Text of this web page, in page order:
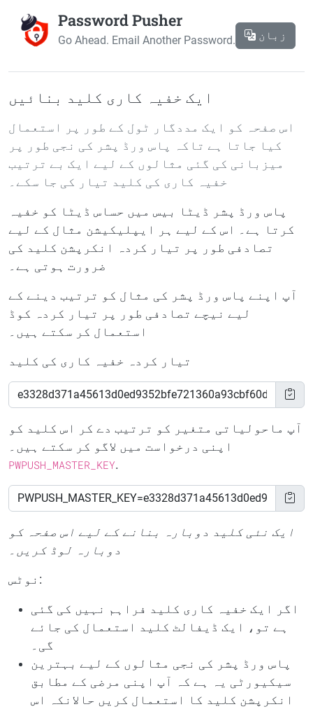
Password Pusher
Go Ahead. Email Another Password. زبان
ایک خفیہ کاری کلید بنائیں
اس صفحہ کو ایک مددگار ٹول کے طور پر استعمال
کیا جاتا ہے تاکہ پاس ورڈ پشر کی نجی طور پر
میزبانی کی گئی مثالوں کے لیے ایک بے ترتیب
خفیہ کاری کی کلید تیار کی جا سکے۔
پاس ورڈ پشر ڈیٹا بیس میں حساس ڈیٹا کو خفیہ
کرتا ہے۔ اس کے لیے ہر ایپلیکیشن مثال کے لیے
تصادفی طور پر تیار کردہ انکرپشن کلید کی
ضرورت ہوتی ہے۔
آپ اپنے پاس ورڈ پشر کی مثال کو ترتیب دینے کے
لیے نیچے تصادفی طور پر تیار کردہ کوڈ
استعمال کر سکتے ہیں۔
تیار کردہ خفیہ کاری کی کلید
آپ ماحولیاتی متغیر کو ترتیب دے کر اس کلید کو
اپنی درخواست میں لاگو کر سکتے ہیں۔
PWPUSH_MASTER_KEY.
ایک نئی کلید دوبارہ بنانے کے لیے اس صفحہ کو
دوبارہ لوڈ کریں۔
نوٹس:
اگر ایک خفیہ کاری کلید فراہم نہیں کی گئی
ہے تو، ایک ڈیفالٹ کلید استعمال کی جائے
گی۔
پاس ورڈ پشر کی نجی مثالوں کے لیے بہترین
سیکیورٹی یہ ہے کہ آپ اپنی مرضی کے مطابق
انکرپشن کلید کا استعمال کریں حالانکہ اس